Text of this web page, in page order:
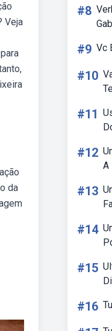
Veja
da
#8
#9 Vc
#10
#11
#12
A
#13
#14
#15
#16